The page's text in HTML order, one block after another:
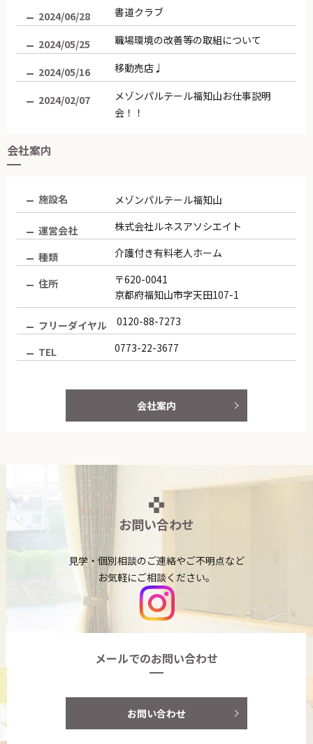
2024/06/28 書道クラブ
2024/05/25 職場環境の改善等の取組について
2024/05/16 移動売店♩
2024/02/07
メゾンパルテール福知山お仕事説明
会！！
2023/11/22
2022/05/20 みどりのカーテン
2022/05/09
第14回オレンジカフェ（認知症カフ
ェ）
パルテールの新しい仲間です♪
お花見ドライブ?
2022/03/07 ひな祭り
2022/02/07 節分行事
MERRY CHRISTMAS♪
2021/10/01
第10回オレンジカフェ（認知症カフ
ェ）
2021/08/23 納涼祭
2021/07/21 出張講座のご案内
2021/06/10 ふれあい祭り
第８回オレンジカフェ福知山（認知症
カフェ）
“食を楽しむ”
会社案内
施設名 メゾンパルテール福知山
運営会社 株式会社ルネスアソシエイト
種類 介護付き有料老人ホーム
住所
〒620-0041
京都府福知山市字天田107-1
フリーダイヤル 0120-88-7273
TEL 0773-22-3677
会社案内
お問い合わせ
見学・個別相談のご連絡やご不明点など
お気軽にご相談ください。
メールでのお問い合わせ
お問い合わせ